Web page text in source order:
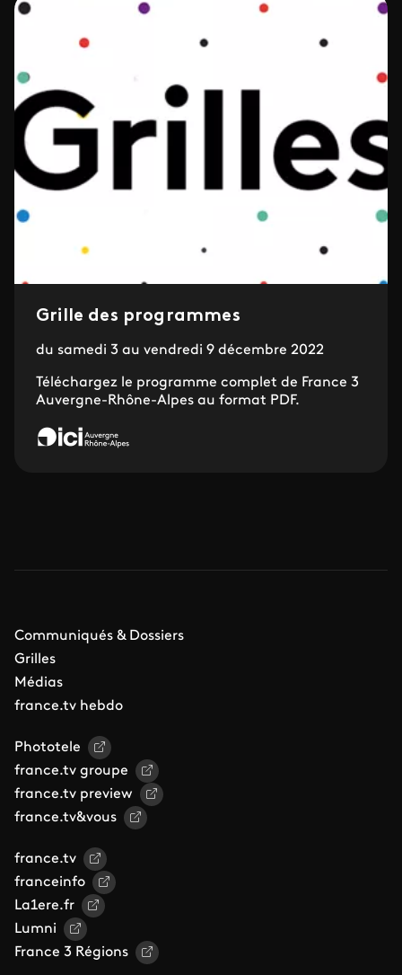
Grille des programmes
du samedi 3 au vendredi 9 décembre 2022
Téléchargez le programme complet de France 3
Auvergne-Rhône-Alpes au format PDF.
Communiqués & Dossiers
Grilles
Médias
france.tv hebdo
Phototele
france.tv groupe
france.tv preview
france.tv&vous
france.tv
franceinfo
La1ere.fr
Lumni
France 3 Régions